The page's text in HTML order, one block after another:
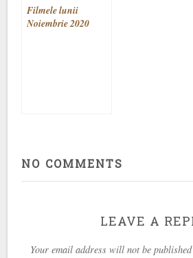
Filmele lunii
Noiembrie 2020
NO COMMENTS
LEAVE A
Your email address will not be